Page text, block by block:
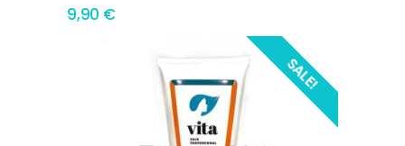
9,90 €
SALE!